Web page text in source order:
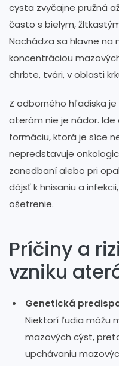
cysta zvyčajne pružná
často s bielym,
Nachádza sa hlavne na
koncentráciou
chrbte, tvári, v oblasti
Z odborného hľadiska
ateróm nie je nádor.
formáciu, ktorá je síce
nepredstavuje
zanedbaní alebo pri
dôjsť k hnisaniu a
ošetrenie.
Príčiny a
vzniku
Genetická
Niektorí ľudia môžu
mazových cýst,
upchávaniu